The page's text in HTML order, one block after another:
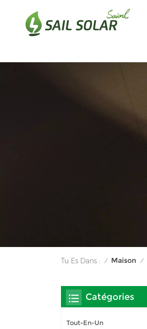
Tu Es Dans : / Maison /
Catégories
Tout-En-Un